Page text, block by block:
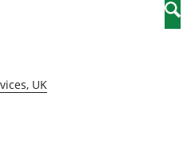
sector cyhoeddus
mewn
gwaith
UK